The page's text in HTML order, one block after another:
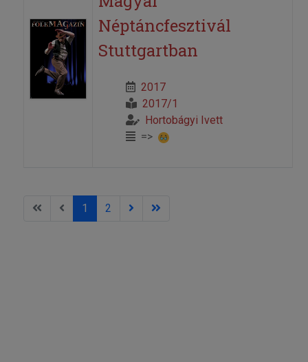
Néptáncfesztivál
Stuttgartban
2017
2017/1
Hortobágyi Ivett
=>
1 2